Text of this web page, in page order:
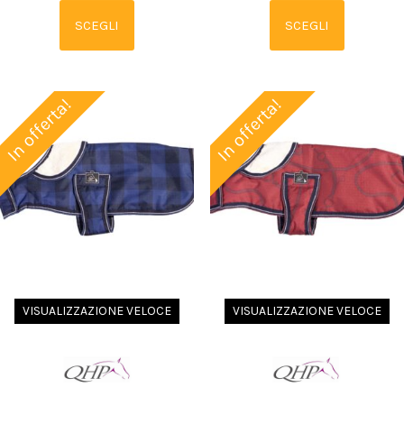
SCEGLI SCEGLI
In offerta!
VISUALIZZAZIONE VELOCE
In offerta!
VISUALIZZAZIONE VELOCE